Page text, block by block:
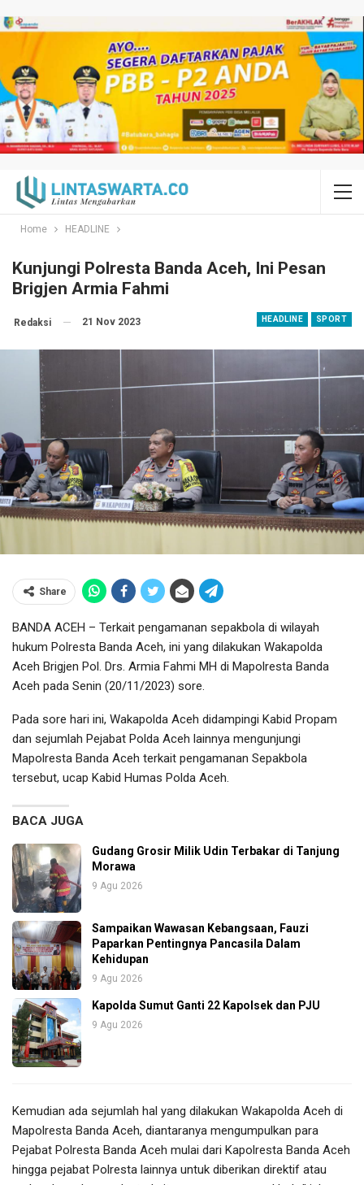
Home HEADLINE
Kunjungi Polresta Banda Aceh, Ini Pesan
Brigjen Armia Fahmi
HEADLINE SPORT
Redaksi 21 Nov 2023
Share
BANDA ACEH – Terkait pengamanan sepakbola di wilayah
hukum Polresta Banda Aceh, ini yang dilakukan Wakapolda
Aceh Brigjen Pol. Drs. Armia Fahmi MH di Mapolresta Banda
Aceh pada Senin (20/11/2023) sore.
Pada sore hari ini, Wakapolda Aceh didampingi Kabid Propam
dan sejumlah Pejabat Polda Aceh lainnya mengunjungi
Mapolresta Banda Aceh terkait pengamanan Sepakbola
tersebut, ucap Kabid Humas Polda Aceh.
BACA JUGA
Gudang Grosir Milik Udin Terbakar di Tanjung
Morawa
9 Agu 2026
Sampaikan Wawasan Kebangsaan, Fauzi
Paparkan Pentingnya Pancasila Dalam
Kehidupan
9 Agu 2026
Kapolda Sumut Ganti 22 Kapolsek dan PJU
9 Agu 2026
Kemudian ada sejumlah hal yang dilakukan Wakapolda Aceh di
Mapolresta Banda Aceh, diantaranya mengumpulkan para
Pejabat Polresta Banda Aceh mulai dari Kapolresta Banda Aceh
hingga pejabat Polresta lainnya untuk diberikan direktif atau